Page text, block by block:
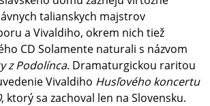
talianskych majstrov
a Vivaldiho, okrem nich tiež
CD Solamente naturali s názvom
z Podolínca. Dramaturgickou raritou
Vivaldiho Husľového koncertu
, ktorý sa zachoval len na Slovensku.